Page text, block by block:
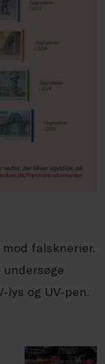
falsknerier.
lys og UV-pen.